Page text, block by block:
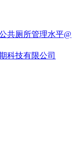
共厕所管理水平@
科技有限公司